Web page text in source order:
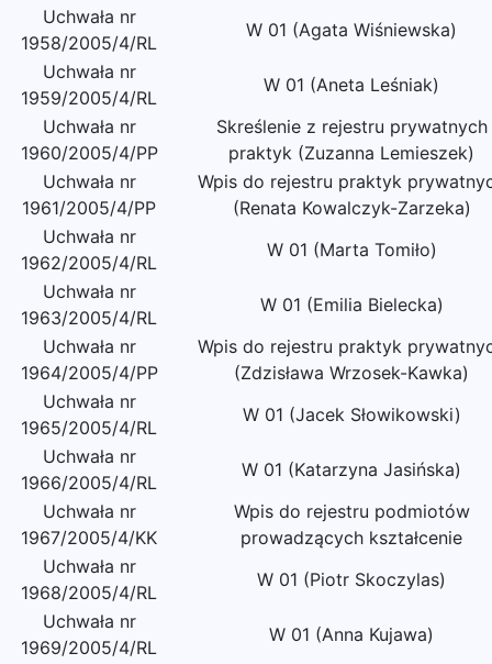
Uchwała nr
1958/2005/4/RL
W 01 (Agata Wiśniewska)
Uchwała nr
1959/2005/4/RL
W 01 (Aneta Leśniak)
Uchwała nr
1960/2005/4/PP
Skreślenie z rejestru prywatnych
praktyk (Zuzanna Lemieszek)
Uchwała nr
1961/2005/4/PP
Wpis do rejestru praktyk
(Renata Kowalczyk-Zarzeka)
Uchwała nr
1962/2005/4/RL
W 01 (Marta Tomiło)
Uchwała nr
1963/2005/4/RL
W 01 (Emilia Bielecka)
Uchwała nr
1964/2005/4/PP
Wpis do rejestru praktyk
(Zdzisława Wrzosek-Kawka)
Uchwała nr
1965/2005/4/RL
W 01 (Jacek Słowikowski)
Uchwała nr
1966/2005/4/RL
W 01 (Katarzyna Jasińska)
Uchwała nr
1967/2005/4/KK
Wpis do rejestru podmiotów
prowadzących kształcenie
Uchwała nr
1968/2005/4/RL
W 01 (Piotr Skoczylas)
Uchwała nr
1969/2005/4/RL
W 01 (Anna Kujawa)